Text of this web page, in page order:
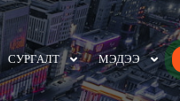
СУРГАЛТ МЭДЭЭ